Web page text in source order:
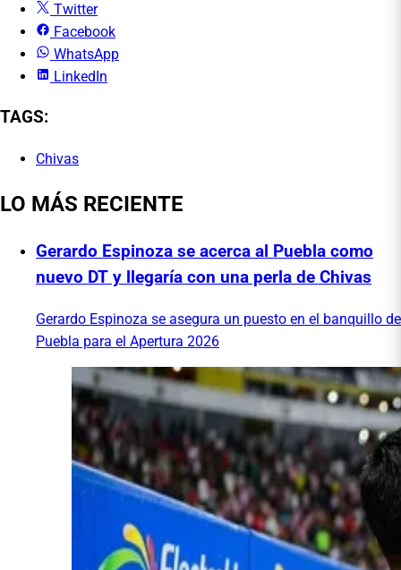
Twitter
Facebook
WhatsApp
LinkedIn
TAGS:
Chivas
LO MÁS RECIENTE
Gerardo Espinoza se acerca al Puebla como
nuevo DT y llegaría con una perla de Chivas
Gerardo Espinoza se asegura un puesto en el banquillo de
Puebla para el Apertura 2026